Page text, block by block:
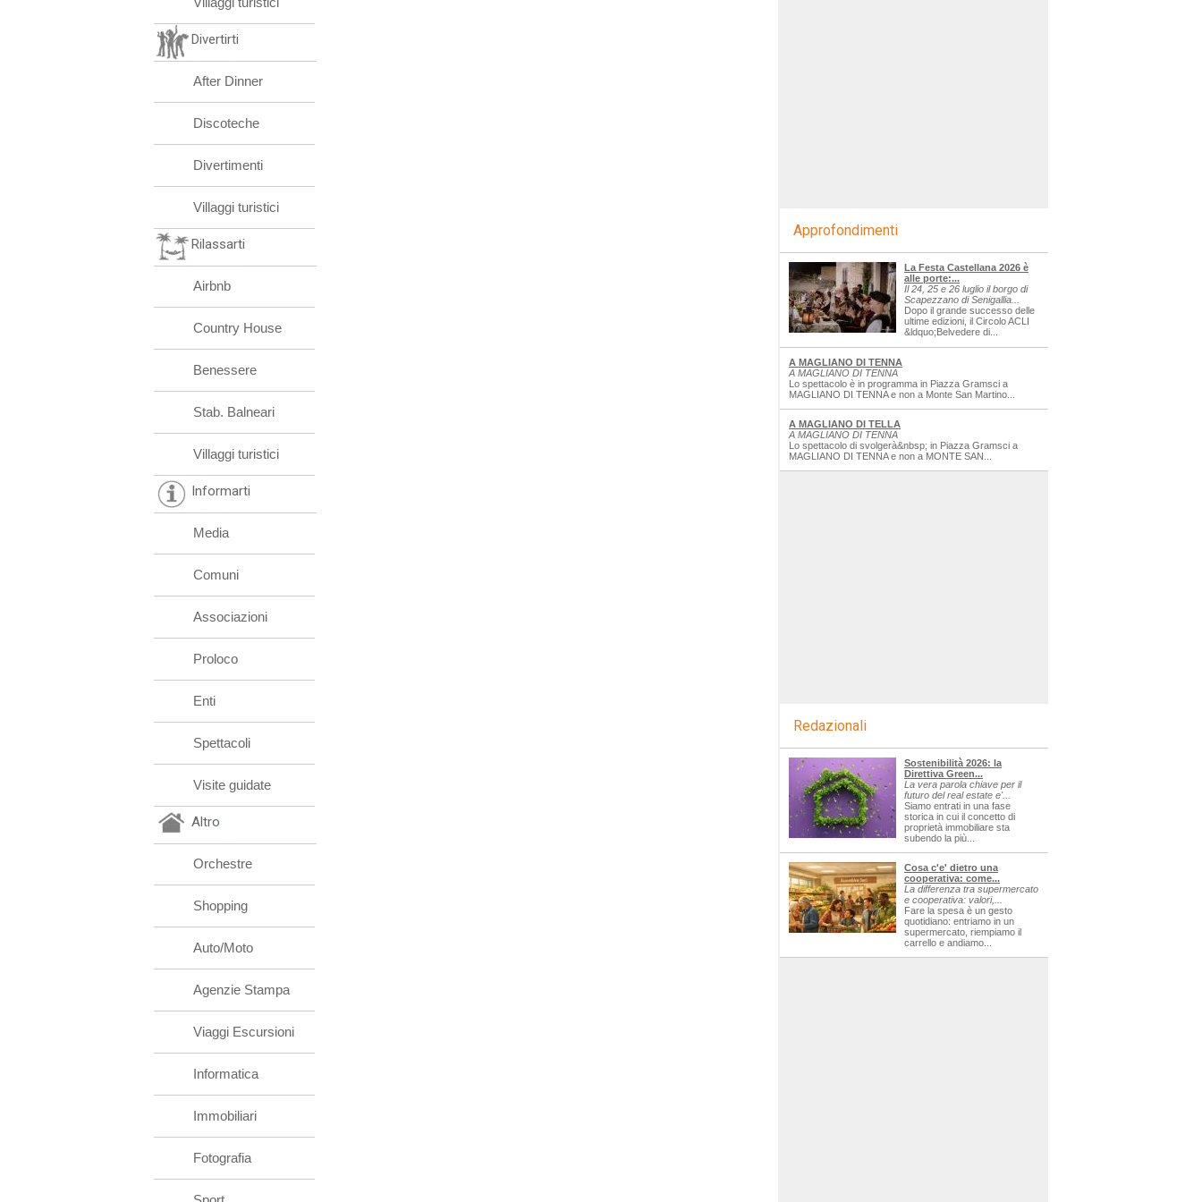
Divertirti
After Dinner
Discoteche
Divertimenti
Villaggi turistici
Rilassarti
Airbnb
Country House
Benessere
Stab. Balneari
Villaggi turistici
Informarti
Media
Comuni
Associazioni
Proloco
Enti
Spettacoli
Visite guidate
Altro
Orchestre
Shopping
Auto/Moto
Agenzie Stampa
Viaggi Escursioni
Informatica
Immobiliari
Fotografia
Approfondimenti
La Festa Castellana 2026 è
alle porte:...
Il 24, 25 e 26 luglio il borgo di
Scapezzano di Senigallia...
Dopo il grande successo delle
ultime edizioni, il Circolo ACLI
&ldquo;Belvedere di...
A MAGLIANO DI TENNA
A MAGLIANO DI TENNA
Lo spettacolo è in programma in Piazza Gramsci a
MAGLIANO DI TENNA e non a Monte San Martino...
A MAGLIANO DI TELLA
A MAGLIANO DI TENNA
Lo spettacolo di svolgerà&nbsp; in Piazza Gramsci a
MAGLIANO DI TENNA e non a MONTE SAN...
Redazionali
Sostenibilità 2026: la
Direttiva Green...
La vera parola chiave per il
futuro del real estate e'...
Siamo entrati in una fase
storica in cui il concetto di
proprietà immobiliare sta
subendo la più...
Cosa c'e' dietro una
cooperativa: come...
La differenza tra supermercato
e cooperativa: valori,...
Fare la spesa è un gesto
quotidiano: entriamo in un
supermercato, riempiamo il
carrello e andiamo...